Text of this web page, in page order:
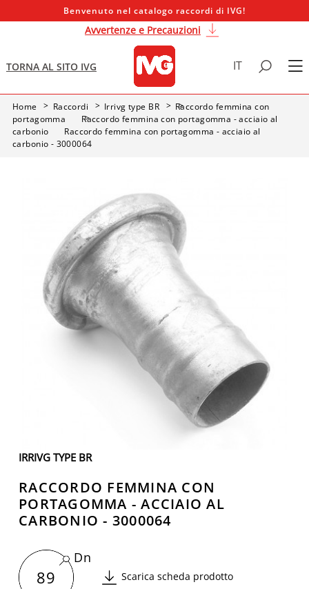
Benvenuto nel catalogo raccordi di IVG!
Avvertenze e Precauzioni
TORNA AL SITO IVG IT
Home Raccordi Irrivg type BR
Raccordo femmina con
portagomma
Raccordo femmina con portagomma - acciaio al
carbonio
Raccordo femmina con portagomma - acciaio al
carbonio - 3000064
IRRIVG TYPE BR
RACCORDO FEMMINA CON
PORTAGOMMA - ACCIAIO AL
CARBONIO - 3000064
89
Dn
Scarica scheda prodotto